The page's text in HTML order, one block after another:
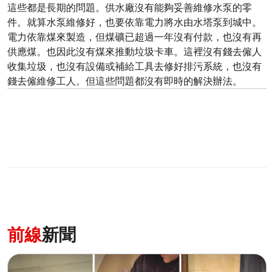
這些都是長期的問題。供水廠沒有能夠妥善維修水泵的零
件。就算水泵維修好，也要依靠電力將水由水塔泵到城中。
電力依靠煤來製造，但煤礦已超過一年沒有付款，也沒有再
供應煤。也因此沒有煤來推動垃圾卡車。這裡沒有錢去僱人
收集垃圾，也沒有設備或補給工具去修好排污系統，也沒有
錢去僱維修工人。但這些問題都沒有即時的解決辦法。
前線新聞